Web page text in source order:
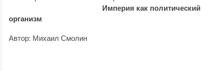
Империя как политический
организм
Автор: Михаил Смолин